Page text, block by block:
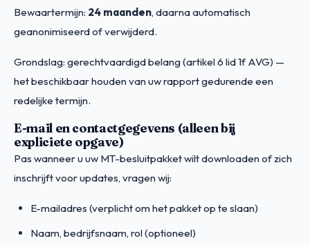
Bewaartermijn: 24 maanden, daarna automatisch
geanonimiseerd of verwijderd.
Grondslag: gerechtvaardigd belang (artikel 6 lid 1f AVG) —
het beschikbaar houden van uw rapport gedurende een
redelijke termijn.
E-mail en contactgegevens (alleen bij
expliciete opgave)
Pas wanneer u uw MT-besluitpakket wilt downloaden of zich
inschrijft voor updates, vragen wij:
E-mailadres (verplicht om het pakket op te slaan)
Naam, bedrijfsnaam, rol (optioneel)